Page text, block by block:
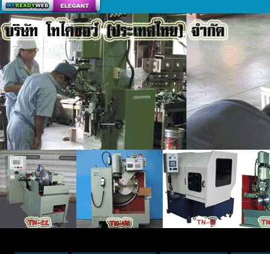
สร้างเว็บ